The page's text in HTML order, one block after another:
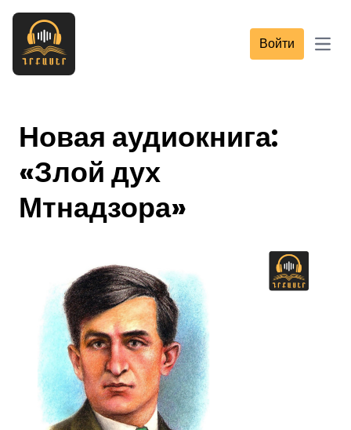
Войти
Новая аудиокнига:
«Злой дух
Мтнадзора»